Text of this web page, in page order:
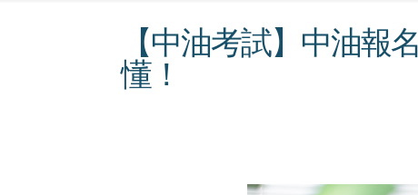
【中油考試】中油
懂！